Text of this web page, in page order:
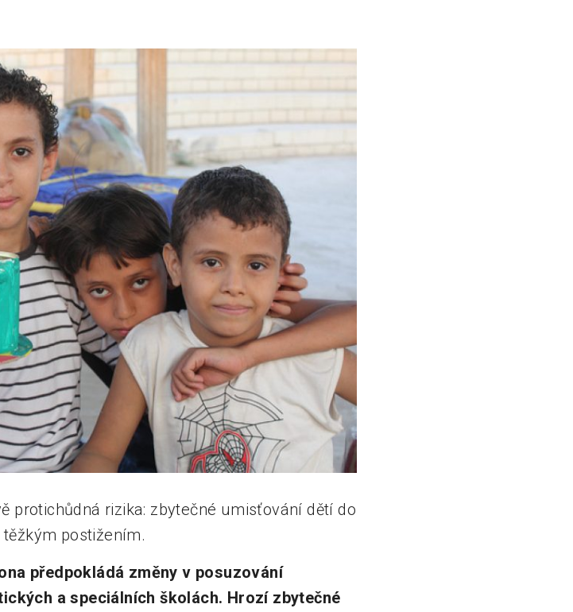
protichůdná rizika: zbytečné umisťování dětí do
postižením.
předpokládá změny v posuzování
a speciálních školách. Hrozí zbytečné